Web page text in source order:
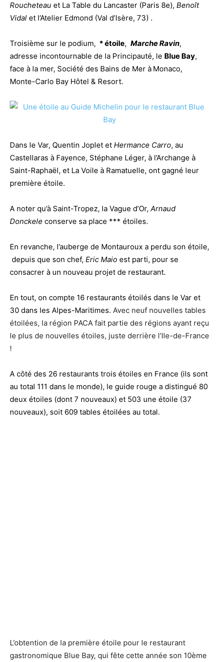
Roucheteau et La Table du Lancaster (Paris 8e), Benoît
Vidal et l’Atelier Edmond (Val d’Isère, 73) .
Troisième sur le podium, * étoile, Marche Ravin,
adresse incontournable de la Principauté, le Blue Bay,
face à la mer, Société des Bains de Mer à Monaco,
Monte-Carlo Bay Hôtel & Resort.
Dans le Var, Quentin Joplet et Hermance Carro, au
Castellaras à Fayence, Stéphane Léger, à l’Archange à
Saint-Raphaël, et La Voile à Ramatuelle, ont gagné leur
première étoile.
A noter qu’à Saint-Tropez, la Vague d’Or, Arnaud
Donckele conserve sa place *** étoiles.
En revanche, l’auberge de Montauroux a perdu son étoile,
depuis que son chef, Eric Maio est parti, pour se
consacrer à un nouveau projet de restaurant.
En tout, on compte 16 restaurants étoilés dans le Var et
30 dans les Alpes-Maritimes. Avec neuf nouvelles tables
étoilées, la région PACA fait partie des régions ayant reçu
le plus de nouvelles étoiles, juste derrière l’Ile-de-France
!
A côté des 26 restaurants trois étoiles en France (ils sont
au total 111 dans le monde), le guide rouge a distingué 80
deux étoiles (dont 7 nouveaux) et 503 une étoile (37
nouveaux), soit 609 tables étoilées au total.
L’obtention de la première étoile pour le restaurant
gastronomique Blue Bay, qui fête cette année son 10ème